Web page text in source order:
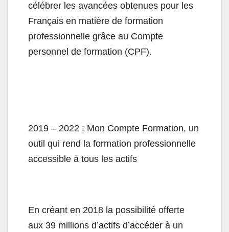
célébrer les avancées obtenues pour les
Français en matière de formation
professionnelle grâce au Compte
personnel de formation (CPF).
2019 – 2022 : Mon Compte Formation, un
outil qui rend la formation professionnelle
accessible à tous les actifs
En créant en 2018 la possibilité offerte
aux 39 millions d’actifs d’accéder à un